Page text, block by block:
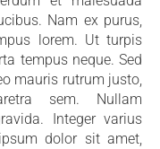
Nam ex purus,
lorem. Ut turpis
tempus neque. Sed
mauris rutrum justo,
sem. Nullam
Integer varius
dolor sit amet,